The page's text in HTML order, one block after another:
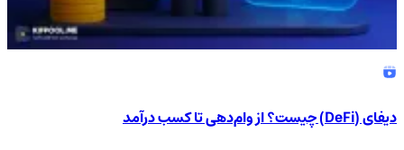
دیفای (DeFi) چیست؟ از وام‌دهی تا کسب درآمد